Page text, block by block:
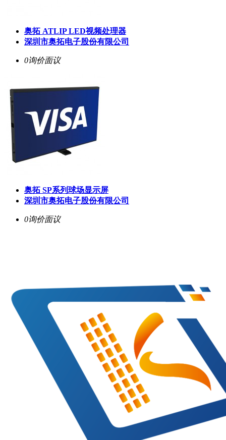
奥拓 ATLIP LED视频处理器
深圳市奥拓电子股份有限公司
0询价面议
奥拓 SP系列球场显示屏
深圳市奥拓电子股份有限公司
0询价面议